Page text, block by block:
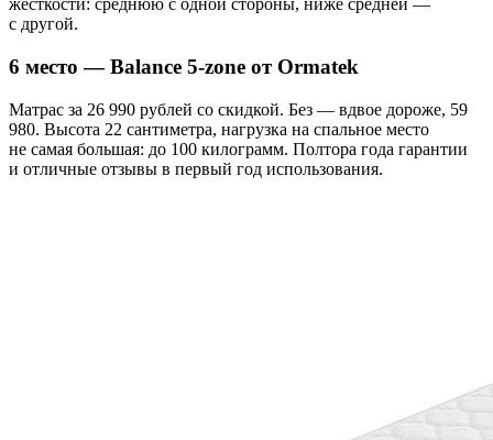
жёсткости: среднюю с одной стороны, ниже средней —
с другой.
6 место — Balance 5-zone от Ormatek
Матрас за 26 990 рублей со скидкой. Без — вдвое дороже, 59
980. Высота 22 сантиметра, нагрузка на спальное место
не самая большая: до 100 килограмм. Полтора года гарантии
и отличные отзывы в первый год использования.